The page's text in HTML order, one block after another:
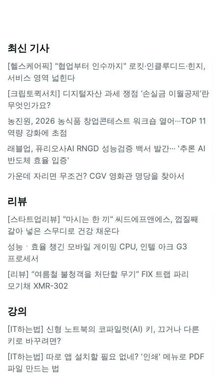
최신 기사
[헬스케어픽] "협업부터 인수까지" 로킷·인클루디드·힌지,
서비스 영역 넓힌다
[크립토퀵서치] 디지털자산 과세 쟁점 ‘손실금 이월공제’란
무엇인가요?
농진원, 2026 농식품 창업콘테스트 워크숍 열어···TOP 11
역량 강화에 초점
래블업, 퓨리오사AI RNGD 성능검증 백서 발간··· '추론 AI
반도체 효율 입증'
가운데 자리면 무조건? CGV 영화관 명당을 찾아서
리뷰
[스타트업리뷰] "마시는 한 끼" 씨드에프앤에스, 껍질째
갈아 넣은 스무디로 건강 채운다
성능ㆍ효율 챙긴 모바일 게이밍 CPU, 인텔 아크 G3
프로세서
[리뷰] “여름철 불청객을 처단할 무기” FIX 트랩 파리
모기채 XMR-302
강의
[IT하는법] 신형 노트북의 코파일럿(AI) 키, 끄거나 다른
키로 바꾸려면?
[IT하는법] 따로 앱 설치할 필요 없네? '인쇄' 메뉴로 PDF
파일 만드는 법